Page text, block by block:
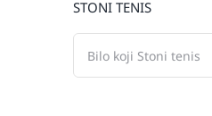
STONI TENIS